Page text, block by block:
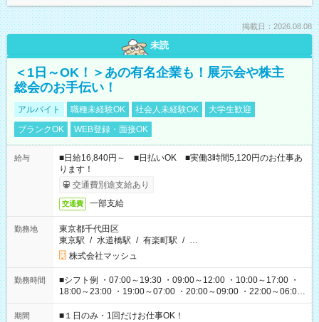
掲載日：2026.08.08
未読
＜1日～OK！＞あの有名企業も！展示会や株主
総会のお手伝い！
アルバイト 職種未経験OK 社会人未経験OK
大学生歓迎
ブランクOK
WEB登録・面接OK
給与
■日給16,840円～ ■日払いOK ■実働3時間5,120円のお仕事あ
ります！
交通費別途支給あり
交通費 一部支給
勤務地
東京都千代田区
東京駅 / 水道橋駅 / 有楽町駅 / …
株式会社マッシュ
勤務時間
■シフト例 ・07:00～19:30 ・09:00～12:00 ・10:00～17:00 ・
18:00～23:00 ・19:00～07:00 ・20:00～09:00 ・22:00～06:00
etc ★最短で3時間で5,120円のお仕事から 15時間で2万円近く稼
げるお仕事も！ ご希望のお時間に合わせてご紹介！ ※シフトは
期間 ■１日のみ・1回だけお仕事OK！